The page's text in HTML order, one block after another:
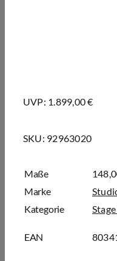
UVP: 1.899,00 €
SKU: 92963020
Maße
Marke
Kategorie
EAN